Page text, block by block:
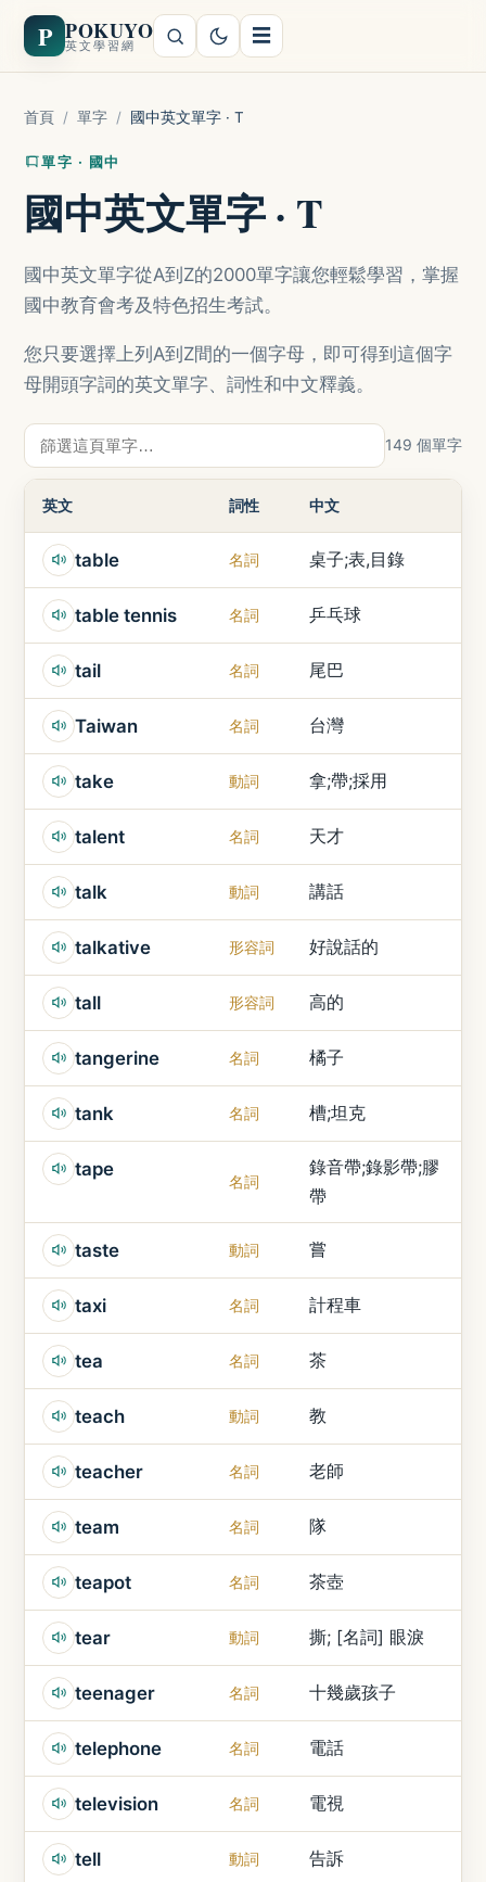
P POKUYO
英文學習網 ☰
首頁 / 單字 / 國中英文單字 · T
單字 · 國中
國中英文單字 · T
國中英文單字從A到Z的2000單字讓您輕鬆學習，掌握
國中教育會考及特色招生考試。
您只要選擇上列A到Z間的一個字母，即可得到這個字
母開頭字詞的英文單字、詞性和中文釋義。
149 個單字
英文 詞性 中文
table 名詞 桌子;表,目錄
table tennis 名詞 乒乓球
tail 名詞 尾巴
Taiwan 名詞 台灣
take 動詞 拿;帶;採用
talent 名詞 天才
talk 動詞 講話
talkative 形容詞 好說話的
tall 形容詞 高的
tangerine 名詞 橘子
tank 名詞 槽;坦克
tape
名詞
錄音帶;錄影帶;膠
帶
taste 動詞 嘗
taxi 名詞 計程車
tea 名詞 茶
teach 動詞 教
teacher 名詞 老師
team 名詞 隊
teapot 名詞 茶壺
tear 動詞 撕; [名詞] 眼淚
teenager 名詞 十幾歲孩子
telephone 名詞 電話
television 名詞 電視
tell 動詞 告訴